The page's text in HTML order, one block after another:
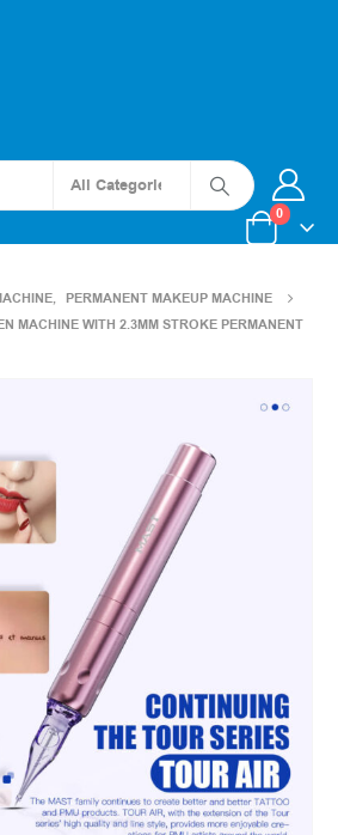
0
, PERMANENT MAKEUP MACHINE
MACHINE WITH 2.3MM STROKE PERMANENT